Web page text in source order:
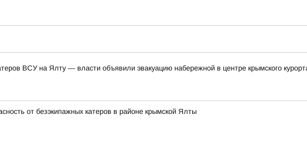
ВСУ на Ялту — власти объявили эвакуацию набережной в центре крымского
от безэкипажных катеров в районе крымской Ялты